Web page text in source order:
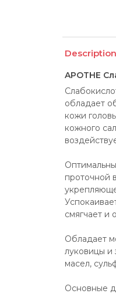
Description
APOTHE
обладает
кожи
кожного
проточной
смягчает и
Обладает
луковицы и
масел,
Основные